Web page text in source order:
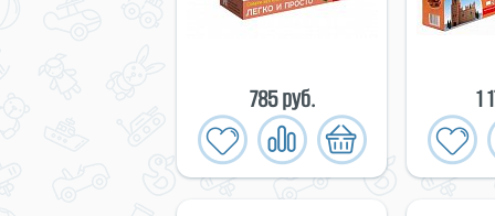
785 руб. 1